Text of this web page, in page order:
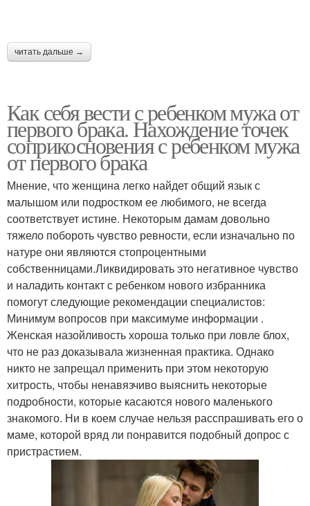
читать дальше →
Как себя вести с ребенком мужа от
первого брака. Нахождение точек
соприкосновения с ребенком мужа
от первого брака
Мнение, что женщина легко найдет общий язык с
малышом или подростком ее любимого, не всегда
соответствует истине. Некоторым дамам довольно
тяжело побороть чувство ревности, если изначально по
натуре они являются стопроцентными
собственницами.Ликвидировать это негативное чувство
и наладить контакт с ребенком нового избранника
помогут следующие рекомендации специалистов:
Минимум вопросов при максимуме информации .
Женская назойливость хороша только при ловле блох,
что не раз доказывала жизненная практика. Однако
никто не запрещал применить при этом некоторую
хитрость, чтобы ненавязчиво выяснить некоторые
подробности, которые касаются нового маленького
знакомого. Ни в коем случае нельзя расспрашивать его о
маме, которой вряд ли понравится подобный допрос с
пристрастием.